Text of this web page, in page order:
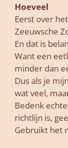
Hoeveel
Eerst over
Zeeuwsche
En dat is
Want een
minder dan
Dus als je
wat veel,
Bedenk
richtlijn is,
Gebruikt het